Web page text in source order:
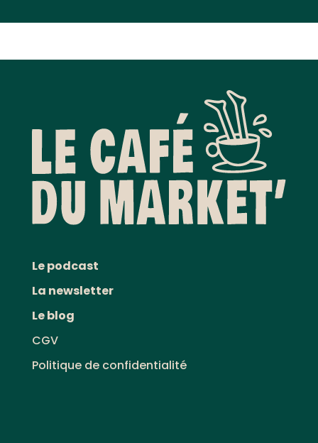
Le podcast
La newsletter
Le blog
CGV
Politique de confidentialité